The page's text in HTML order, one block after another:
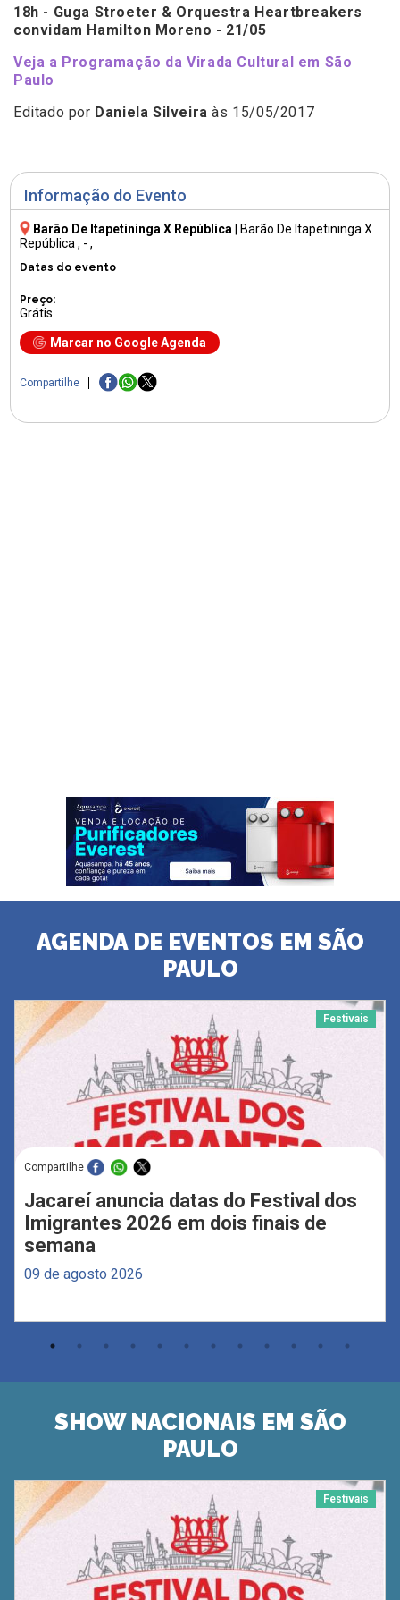
Informação do Evento
Barão De Itapetininga X República
Barão De Itapetininga X
República, - ,
Datas do evento
Preço:
Grátis
Marcar no Google Agenda
Compartilhe
18h - Guga Stroeter & Orquestra Heartbreakers
convidam Hamilton Moreno - 21/05
Veja a Programação da Virada Cultural em São
Paulo
Editado por Daniela Silveira às 15/05/2017
AGENDA DE EVENTOS EM SÃO
PAULO
Festivais
Compartilhe
Jacareí anuncia datas do Festival dos
Imigrantes 2026 em dois finais de
semana
09 de agosto 2026
SHOW NACIONAIS EM SÃO
PAULO
Festivais